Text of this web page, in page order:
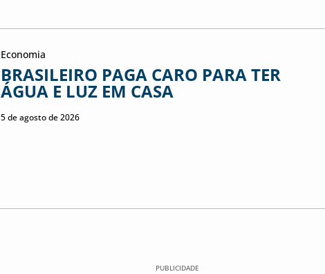
Economia
BRASILEIRO PAGA CARO PARA TER
ÁGUA E LUZ EM CASA
5 de agosto de 2026
PUBLICIDADE